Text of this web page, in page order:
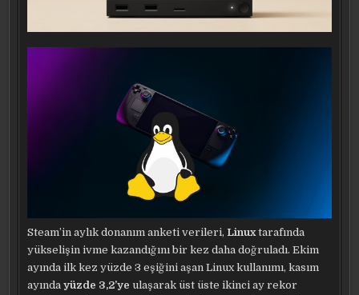
Steam’in aylık donanım anketi verileri,Linux tarafında
yükselişin ivme kazandığını bir kez daha doğruladı. Ekim
ayında ilk kez yüzde 3 eşiğini aşan Linux kullanımı, kasım
ayındayüzde 3,2’ye ulaşarak üst üste ikinci ay rekor